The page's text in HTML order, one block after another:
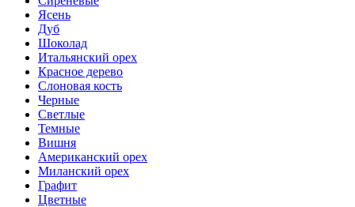
Ясень
Дуб
Шоколад
Итальянский орех
Красное дерево
Слоновая кость
Черные
Светлые
Темные
Вишня
Американский орех
Миланский орех
Графит
Цветные